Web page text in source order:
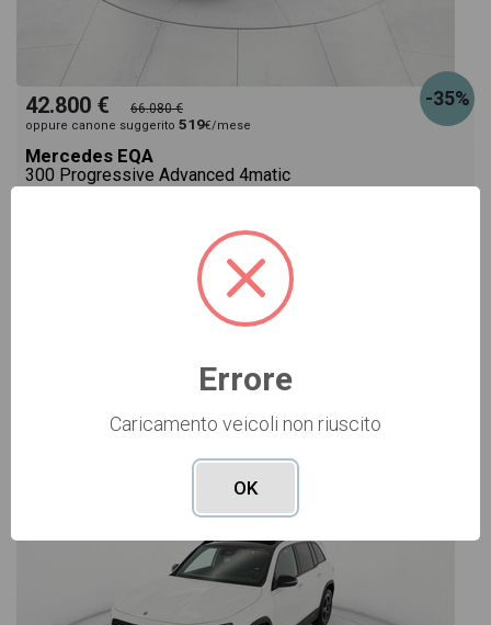
-35%
42.800 € 66.080 €
oppure canone suggerito 519€/mese
Mercedes EQA
300 Progressive Advanced 4matic
07/2026
KM0 Cod. 001U362962
Errore
Caricamento veicoli non riuscito
OK